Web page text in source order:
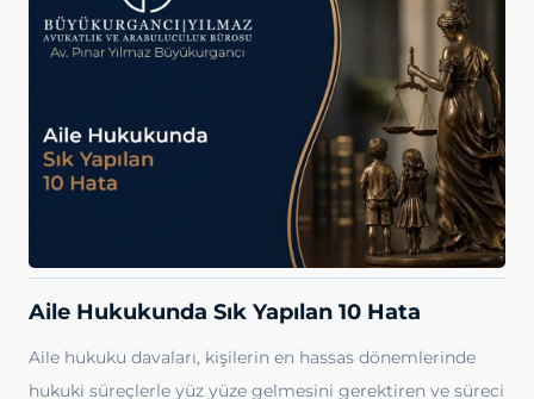
Aile Hukukunda Sık Yapılan 10 Hata
Aile hukuku davaları, kişilerin en hassas dönemlerinde
hukuki süreçlerle yüz yüze gelmesini gerektiren ve süreci